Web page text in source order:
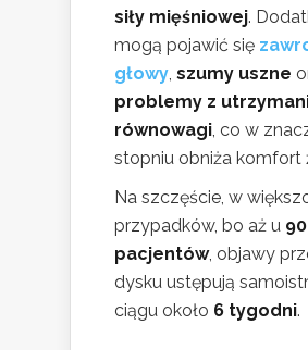
siły mięśniowej.
mogą pojawić się
głowy szumy uszne
problemy z
równowagi , co w
stopniu obniża komfort
Na szczęście, w
przypadków, bo aż u
pacjentów, objawy
dysku ustępują
ciągu około 6 tygodni.